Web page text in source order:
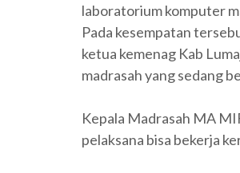
laboratorium komputer
Pada kesempatan
ketua kemenag Kab
madrasah yang sedang
Kepala Madrasah MA
pelaksana bisa bekerja